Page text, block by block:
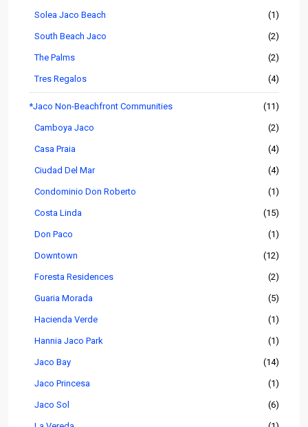
Solea Jaco Beach (1)
South Beach Jaco (2)
The Palms (2)
Tres Regalos (4)
*Jaco Non-Beachfront Communities (11)
Camboya Jaco (2)
Casa Praia (4)
Ciudad Del Mar (4)
Condominio Don Roberto (1)
Costa Linda (15)
Don Paco (1)
Downtown (12)
Foresta Residences (2)
Guaria Morada (5)
Hacienda Verde (1)
Hannia Jaco Park (1)
Jaco Bay (14)
Jaco Princesa (1)
Jaco Sol (6)